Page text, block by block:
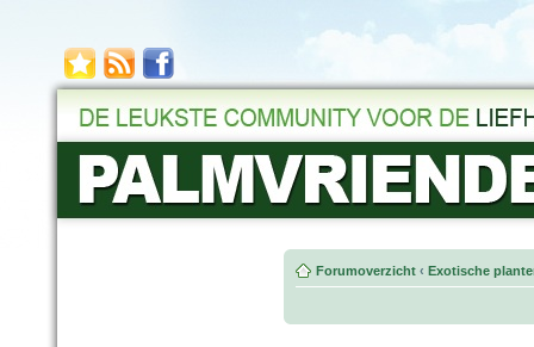
Forumoverzicht ‹ Exotische